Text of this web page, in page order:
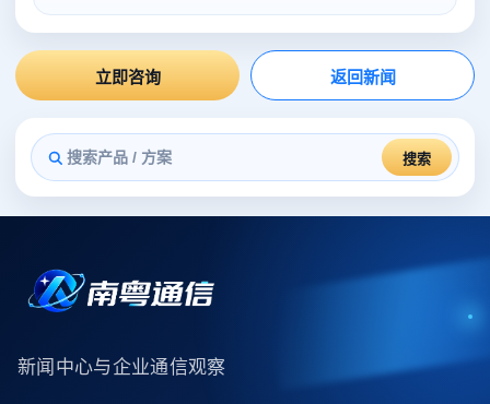
立即咨询 返回新闻
搜索
新闻中心与企业通信观察